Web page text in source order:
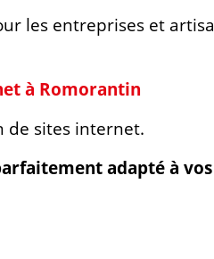
les entreprises et
à Romorantin
de sites internet.
adapté à